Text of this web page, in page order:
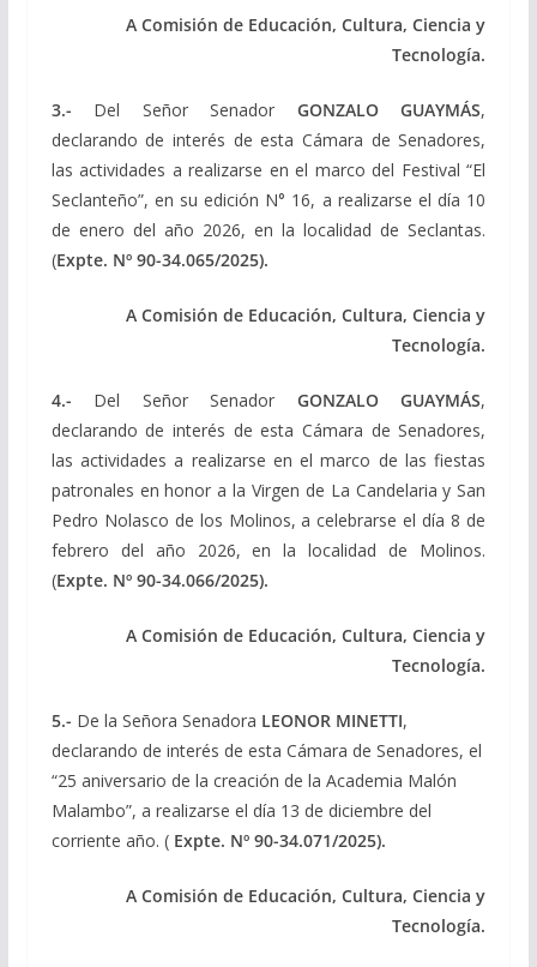
A Comisión de Educación, Cultura, Ciencia y
Tecnología.
3.- Del Señor Senador GONZALO GUAYMÁS,
declarando de interés de esta Cámara de Senadores,
las actividades a realizarse en el marco del Festival “El
Seclanteño”, en su edición N° 16, a realizarse el día 10
de enero del año 2026, en la localidad de Seclantas.
(Expte. Nº 90-34.065/2025).
A Comisión de Educación, Cultura, Ciencia y
Tecnología.
4.- Del Señor Senador GONZALO GUAYMÁS,
declarando de interés de esta Cámara de Senadores,
las actividades a realizarse en el marco de las fiestas
patronales en honor a la Virgen de La Candelaria y San
Pedro Nolasco de los Molinos, a celebrarse el día 8 de
febrero del año 2026, en la localidad de Molinos.
(Expte. Nº 90-34.066/2025).
A Comisión de Educación, Cultura, Ciencia y
Tecnología.
5.- De la Señora Senadora LEONOR MINETTI,
declarando de interés de esta Cámara de Senadores, el
“25 aniversario de la creación de la Academia Malón
Malambo”, a realizarse el día 13 de diciembre del
corriente año. (Expte. Nº 90-34.071/2025).
A Comisión de Educación, Cultura, Ciencia y
Tecnología.